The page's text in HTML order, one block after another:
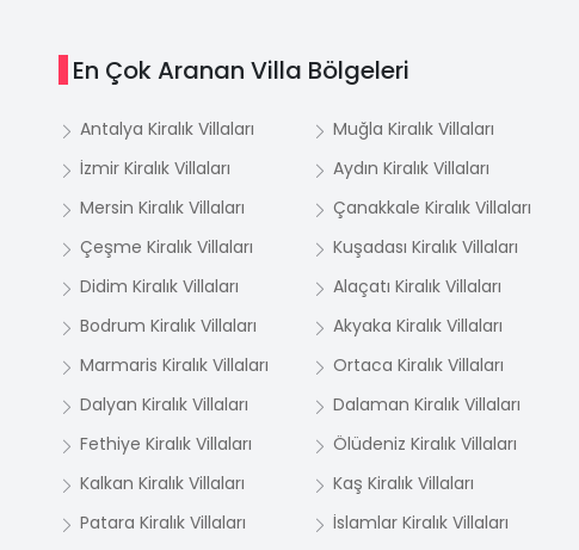
En Çok Aranan Villa Bölgeleri
Antalya Kiralık Villaları
Muğla Kiralık Villaları
İzmir Kiralık Villaları
Aydın Kiralık Villaları
Mersin Kiralık Villaları
Çanakkale Kiralık Villaları
Çeşme Kiralık Villaları
Kuşadası Kiralık Villaları
Didim Kiralık Villaları
Alaçatı Kiralık Villaları
Bodrum Kiralık Villaları
Akyaka Kiralık Villaları
Marmaris Kiralık Villaları
Ortaca Kiralık Villaları
Dalyan Kiralık Villaları
Dalaman Kiralık Villaları
Fethiye Kiralık Villaları
Ölüdeniz Kiralık Villaları
Kalkan Kiralık Villaları
Kaş Kiralık Villaları
Patara Kiralık Villaları
İslamlar Kiralık Villaları